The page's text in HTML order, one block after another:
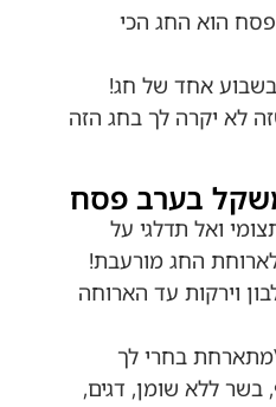
הוא החג הכי
לא יקרה לך בחג הזה
בערב פסח
ואל תדלגי על
החג מורעבת!
וירקות עד הארוחה
בחרי לך
בשר ללא שומן, דגים,